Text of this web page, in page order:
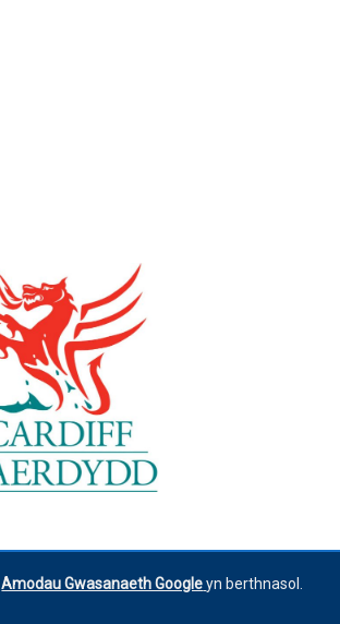
Amodau Gwasanaeth Google yn berthnasol.